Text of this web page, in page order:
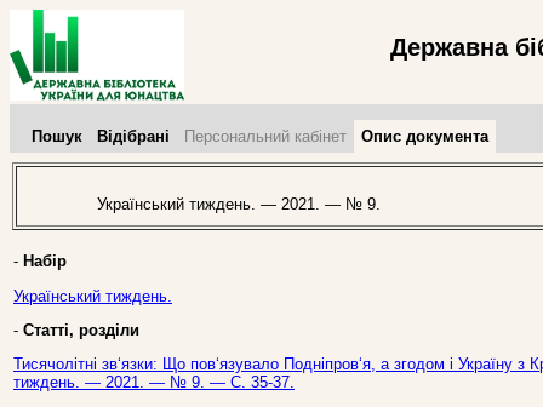
Державна
Пошук Відібрані Персональний кабінет Опис документа
Український тиждень. — 2021. — № 9.
- Набір
Український тиждень.
- Статті, розділи
Тисячолітні зв‘язки: Що пов‘язувало Подніпров‘я, а згодом і Україну
тиждень. — 2021. — № 9. — С. 35-37.